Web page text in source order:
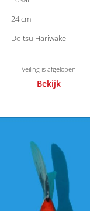
24 cm
Doitsu Hariwake
Veiling is afgelopen
Bekijk